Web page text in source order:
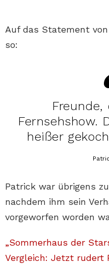
Auf das Statement
so:
Fernsehshow.
heißer
Patrick war übrigens
nachdem ihm sein
vorgeworfen worden
„Sommerhaus der
Vergleich: Jetzt rudert